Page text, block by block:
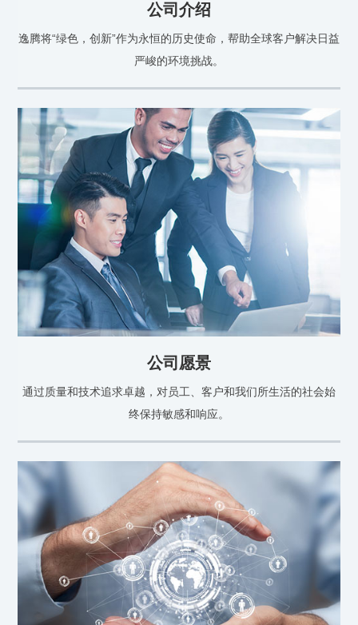
公司介绍
逸腾将“绿色，创新”作为永恒的历史使命，帮助全球客户解决日益
严峻的环境挑战。
公司愿景
通过质量和技术追求卓越，对员工、客户和我们所生活的社会始
终保持敏感和响应。